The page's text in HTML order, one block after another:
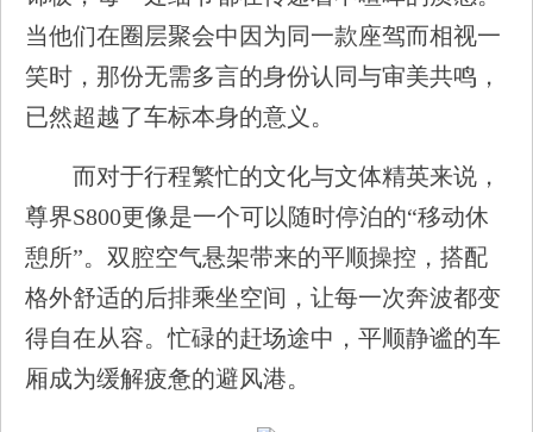
当他们在圈层聚会中因为同一款座驾而相视一
笑时，那份无需多言的身份认同与审美共鸣，
已然超越了车标本身的意义。
而对于行程繁忙的文化与文体精英来说，
尊界S800更像是一个可以随时停泊的“移动休
憩所”。双腔空气悬架带来的平顺操控，搭配
格外舒适的后排乘坐空间，让每一次奔波都变
得自在从容。忙碌的赶场途中，平顺静谧的车
厢成为缓解疲惫的避风港。